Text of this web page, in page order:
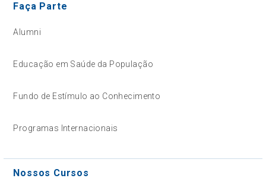
Faça Parte
Alumni
Educação em Saúde da População
Fundo de Estímulo ao Conhecimento
Programas Internacionais
Nossos Cursos